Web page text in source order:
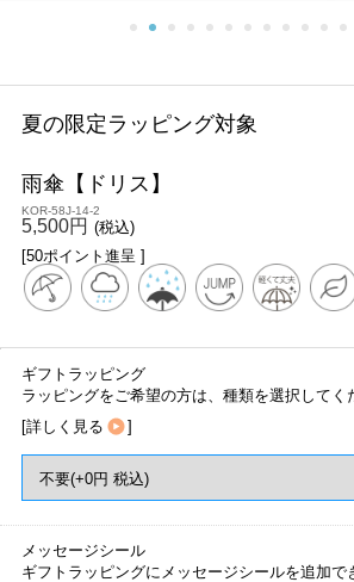
夏の限定ラッピング対象
雨傘【ドリス】
KOR-58J-14-2
5,500円 (税込)
[50ポイント進呈 ]
ギフトラッピング
ラッピングをご希望の方は、種類を選択してく
[詳しく見る ]
メッセージシール
ギフトラッピングにメッセージシールを追加で